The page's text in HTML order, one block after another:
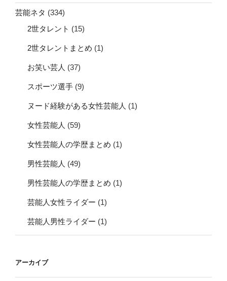
芸能ネタ (334)
2世タレント (15)
2世タレントまとめ (1)
お笑い芸人 (37)
スポーツ選手 (9)
ヌード経験がある女性芸能人 (1)
女性芸能人 (59)
女性芸能人の学歴まとめ (1)
男性芸能人 (49)
男性芸能人の学歴まとめ (1)
芸能人女性ライダー (1)
芸能人男性ライダー (1)
アーカイブ